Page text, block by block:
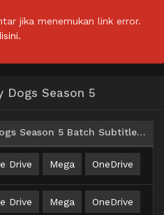
jika menemukan link error.
Dogs Season 5
Download Bungou Stray Dogs Season 5 Batch Subtitle Indonesia
Drive Mega OneDrive
Drive Mega OneDrive